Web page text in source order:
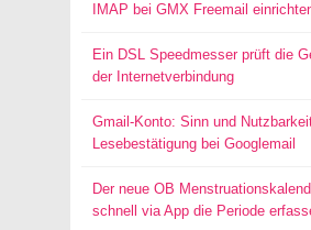
IMAP bei GMX Freemail
Ein DSL Speedmesser prüft die
der Internetverbindung
Gmail-Konto: Sinn und
Lesebestätigung bei Googlemail
Der neue OB
schnell via App die Periode